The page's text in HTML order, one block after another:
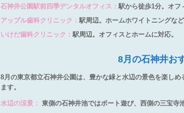
石神井公園駅前四季デンタルオフィス：駅から徒歩1分。オフ
アップル歯科クリニック：駅周辺。ホームホワイトニングなど
いけだ歯科クリニック：駅周辺。オフィスとホームに対応。
8月の石神井お
8月の東京都立石神井公園は、豊かな緑と水辺の景色を楽し
ます。
水辺の涼景： 東側の石神井池ではボート遊び、西側の三宝寺